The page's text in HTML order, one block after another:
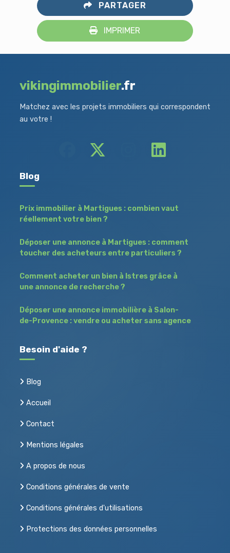
PARTAGER
IMPRIMER
Acheter, vendre ou louer
vikingimmobilier.fr
Matchez avec les projets immobiliers qui correspondent
au votre !
Blog
Prix immobilier à Martigues : combien vaut
réellement votre bien ?
Déposer une annonce à Martigues : comment
toucher des acheteurs entre particuliers ?
Comment acheter un bien à Istres grâce à
une annonce de recherche ?
Déposer une annonce immobilière à Salon-
de-Provence : vendre ou acheter sans agence
Besoin d'aide ?
Blog
Accueil
Contact
Mentions légales
A propos de nous
Conditions générales de vente
Conditions générales d'utilisations
Protections des données personnelles